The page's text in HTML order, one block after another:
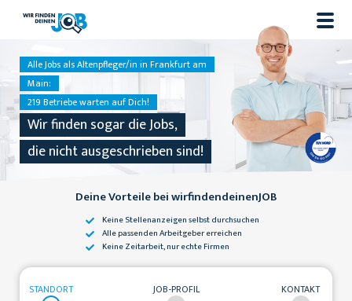
Alle Jobs als Altenpfleger/in in Frankfurt am
Main:
219 Betriebe warten auf Dich!
Wir finden sogar die Jobs,
die nicht ausgeschrieben sind!
Deine Vorteile bei wirfindendeinenJOB
Keine Stellenanzeigenselbst durchsuchen
Alle passendenArbeitgeber erreichen
Keine Zeitarbeit,nur echte Firmen
STANDORT JOB-PROFIL KONTAKT